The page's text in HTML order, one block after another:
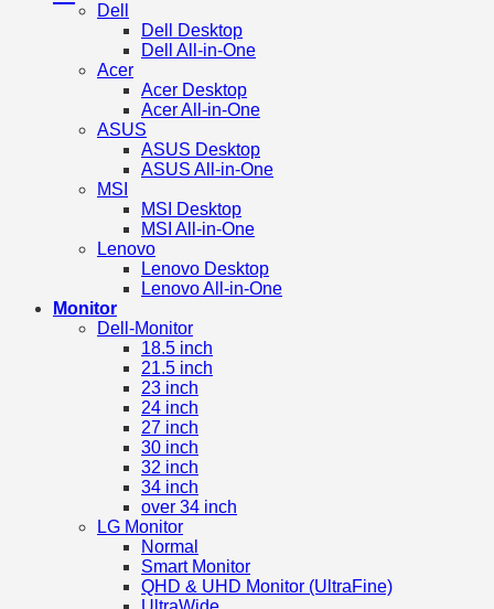
Dell
Dell Desktop
Dell All-in-One
Acer
Acer Desktop
Acer All-in-One
ASUS
ASUS Desktop
ASUS All-in-One
MSI
MSI Desktop
MSI All-in-One
Lenovo
Lenovo Desktop
Lenovo All-in-One
Monitor
Dell-Monitor
18.5 inch
21.5 inch
23 inch
24 inch
27 inch
30 inch
32 inch
34 inch
over 34 inch
LG Monitor
Normal
Smart Monitor
QHD & UHD Monitor (UltraFine)